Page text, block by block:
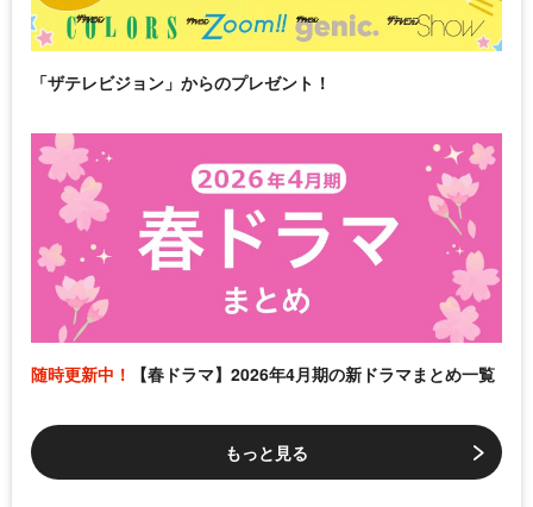
「ザテレビジョン」からのプレゼント！
随時更新中！ 【春ドラマ】2026年4月期の新ドラマまとめ一覧
もっと見る